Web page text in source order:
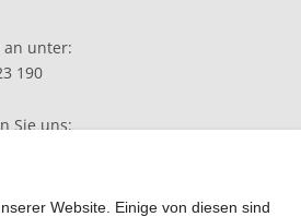
an unter:
190
Sie uns:
Website. Einige von diesen sind